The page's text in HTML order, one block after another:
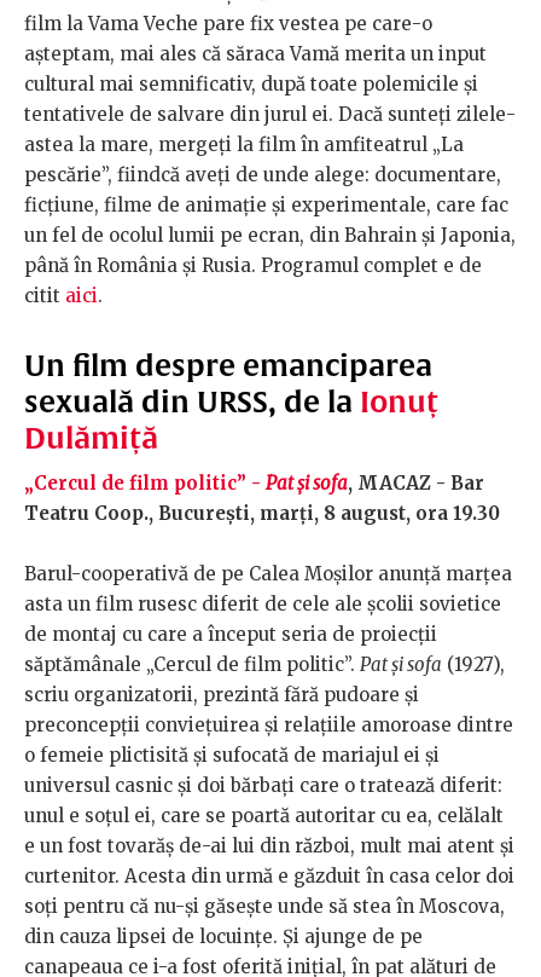
film la Vama Veche pare fix vestea pe care-o
așteptam, mai ales că săraca Vamă merita un input
cultural mai semnificativ, după toate polemicile și
tentativele de salvare din jurul ei. Dacă sunteți zilele-
astea la mare, mergeți la film în amfiteatrul „La
pescărie”, fiindcă aveți de unde alege: documentare,
ficțiune, filme de animație și experimentale, care fac
un fel de ocolul lumii pe ecran, din Bahrain și Japonia,
până în România și Rusia. Programul complet e de
citit aici.
Un film despre emanciparea
sexuală din URSS, de la Ionuț
Dulămiță
„Cercul de film politic” - Pat și sofa, MACAZ - Bar
Teatru Coop., București, marți, 8 august, ora 19.30
Barul-cooperativă de pe Calea Moșilor anunță marțea
asta un film rusesc diferit de cele ale școlii sovietice
de montaj cu care a început seria de proiecții
săptămânale „Cercul de film politic”. Pat și sofa (1927),
scriu organizatorii, prezintă fără pudoare și
preconcepții conviețuirea și relațiile amoroase dintre
o femeie plictisită și sufocată de mariajul ei și
universul casnic și doi bărbați care o tratează diferit:
unul e soțul ei, care se poartă autoritar cu ea, celălalt
e un fost tovarăș de-ai lui din război, mult mai atent și
curtenitor. Acesta din urmă e găzduit în casa celor doi
soți pentru că nu-și găsește unde să stea în Moscova,
din cauza lipsei de locuințe. Și ajunge de pe
canapeaua ce i-a fost oferită inițial, în pat alături de